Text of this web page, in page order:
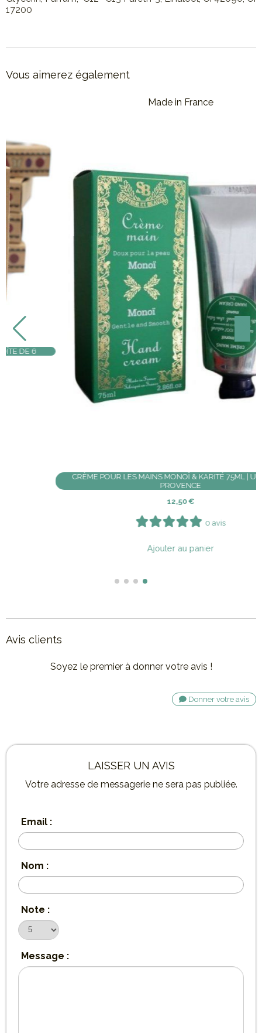
17200
Vous aimerez également
SAVONS D'INVITÉ DAUPHIN SENTEUR MARINE 30GR
1,50
0 avis
Avis clients
Soyez le premier à donner votre avis !
Donner votre avis
LAISSER UN AVIS
Votre adresse de messagerie ne sera pas publiée.
Email :
Nom :
Note :
Message :